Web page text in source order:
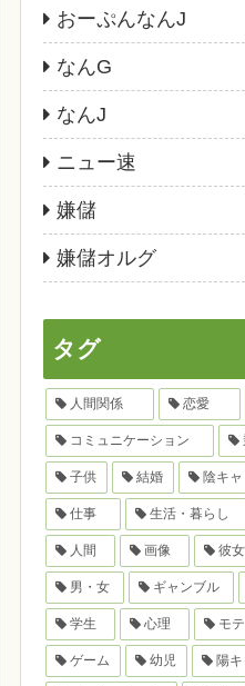
おーぷんなんJ
なんG
なんJ
ニュー速
嫌儲
嫌儲オルグ
タグ
人間関係 恋愛
コミュニケーション
子供 結婚 陰キャ
仕事 生活・暮らし
人間 画像 彼女
男・女 ギャンブル
学生 心理 モテ
ゲーム 幼児 陽キ